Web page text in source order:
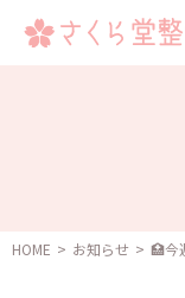
HOME > お知らせ > 🏥今